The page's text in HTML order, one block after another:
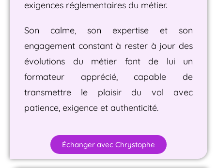
exigences réglementaires du métier.
Son calme, son expertise et son
engagement constant à rester à jour des
évolutions du métier font de lui un
formateur apprécié, capable de
transmettre le plaisir du vol avec
patience, exigence et authenticité.
Échanger avec Chrystophe